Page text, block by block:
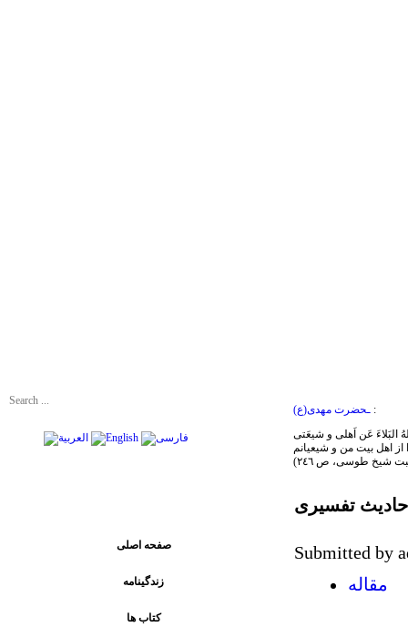
ـحضرت مهدی(ع) :
از اهل بیت من و شیعیانم
شیخ طوسی، ص ٢٤٦)
صفحه اصلی
زندگینامه
کتاب ها
تفسیری
Submitted by
مقاله